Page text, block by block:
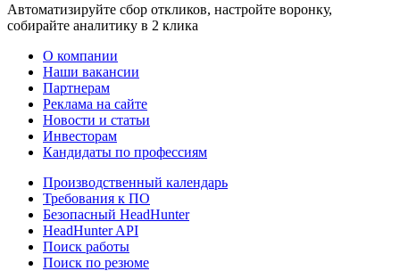
Автоматизируйте сбор откликов, настройте воронку,
собирайте аналитику в 2 клика
О компании
Наши вакансии
Партнерам
Реклама на сайте
Новости и статьи
Инвесторам
Кандидаты по профессиям
Производственный календарь
Требования к ПО
Безопасный HeadHunter
HeadHunter API
Поиск работы
Поиск по резюме